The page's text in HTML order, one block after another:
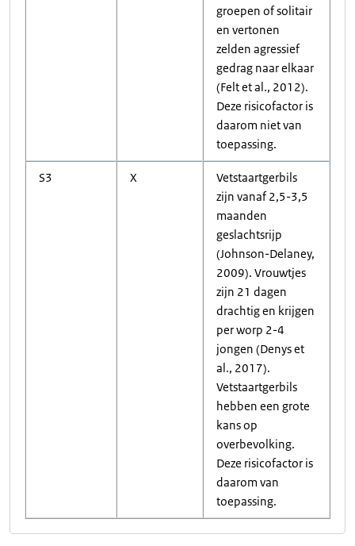
groepen of solitair
en vertonen
zelden agressief
gedrag naar elkaar
(Felt et al., 2012).
Deze risicofactor is
daarom niet van
toepassing.
S3 X
Vetstaartgerbils
zijn vanaf 2,5-3,5
maanden
geslachtsrijp
(Johnson-Delaney,
2009). Vrouwtjes
zijn 21 dagen
drachtig en krijgen
per worp 2-4
jongen (Denys et
al., 2017).
Vetstaartgerbils
hebben een grote
kans op
overbevolking.
Deze risicofactor is
daarom van
toepassing.